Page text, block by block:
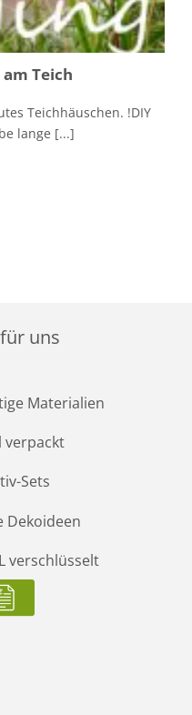
Teich
Teichhäuschen. !DIY
lange [...]
uns
Materialien
verpackt
Sets
Dekoideen
verschlüsselt